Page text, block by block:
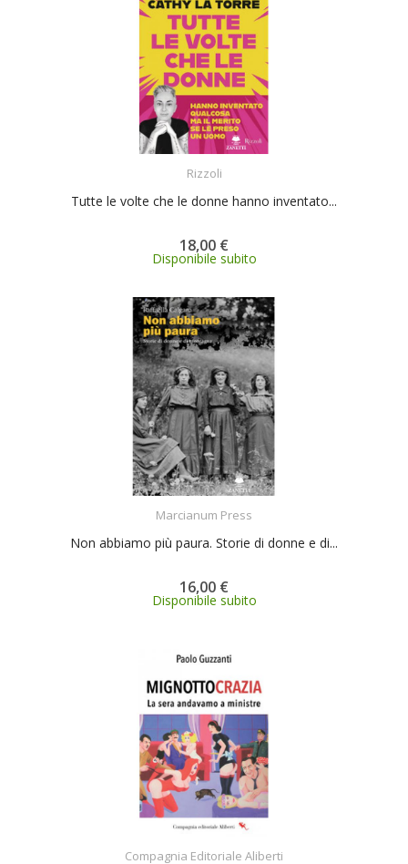
Rizzoli
Tutte le volte che le donne hanno inventato...
18,00 €
Disponibile subito
Marcianum Press
Non abbiamo più paura. Storie di donne e di...
16,00 €
Disponibile subito
Compagnia Editoriale Aliberti